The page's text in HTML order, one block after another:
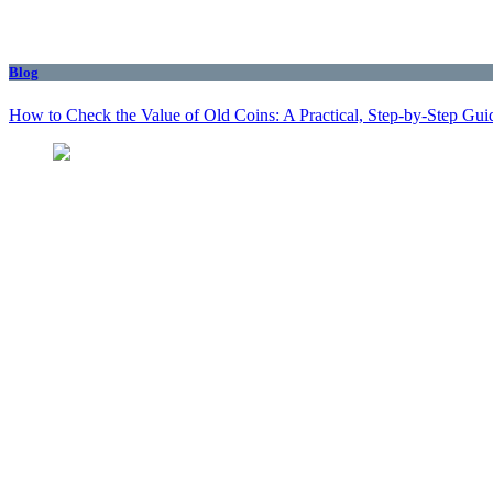
Blog
How to Check the Value of Old Coins: A Practical, Step-by-Step